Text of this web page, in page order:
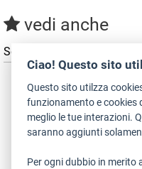
vedi anche
Servizio tecnico
Dichiarazione di accessibilità
Art Bonus
Ciao! Questo sito
Questo sito utilzza
funzionamento e cookies
meglio le tue interazioni.
saranno aggiunti
Per ogni dubbio in merito